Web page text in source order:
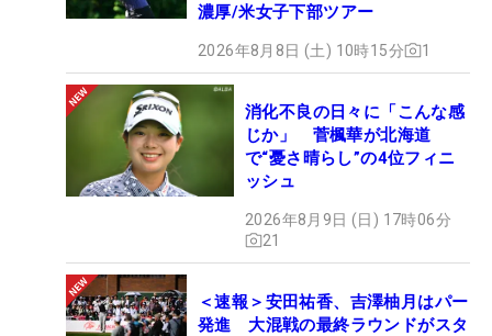
濃厚/米女子下部ツアー
2026年8月8日 (土) 10時15分 1
消化不良の日々に「こんな感
じか」 菅楓華が北海道
で“憂さ晴らし”の4位フィニ
ッシュ
2026年8月9日 (日) 17時06分
21
＜速報＞安田祐香、吉澤柚月はパー
発進 大混戦の最終ラウンドがスタ